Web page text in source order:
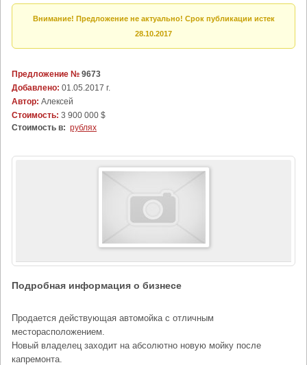
Внимание! Предложение не актуально! Срок публикации истек
28.10.2017
Предложение № 9673
Добавлено: 01.05.2017 г.
Автор: Алексей
Стоимость: 3 900 000 $
Стоимость в: рублях
Подробная информация о бизнесе
Продается действующая автомойка c отличным
месторасположением.
Новый владелец заходит на абсолютно новую мойку после
капремонта.